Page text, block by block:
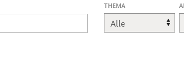
THEMA,
EINE
ÄNDERUNG
LÄDT